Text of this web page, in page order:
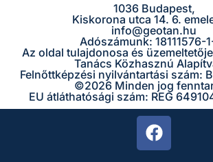
1036 Budapest,
Kiskorona utca 14. 6.
info@geotan.hu
Adószámunk: 18111576-
Az oldal tulajdonosa és
Tanács Közhasznú
Felnőttképzési nyilvántartási szám:
©2026 Minden jog
EU átláthatósági szám: REG